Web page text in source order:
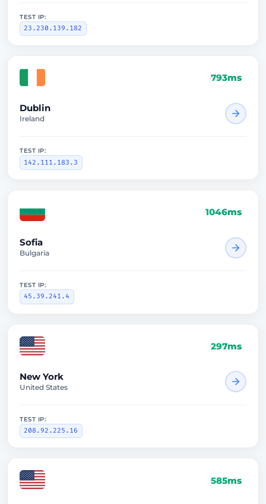
TEST IP:
23.230.139.182
793ms
Dublin
Ireland
TEST IP:
142.111.183.3
1046ms
Sofia
Bulgaria
TEST IP:
45.39.241.4
297ms
New York
United States
TEST IP:
208.92.225.16
585ms